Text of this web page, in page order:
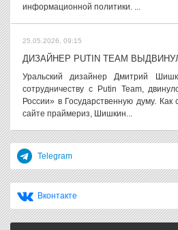
информационной политики. ...
25.05.2026, 09:15
ДИЗАЙНЕР PUTIN TEAM
Уральский дизайнер Дмитрий
сотрудничеству с Putin Team,
России» в Государственную думу.
сайте праймериз, Шишкин...
Telegram
Вконтакте